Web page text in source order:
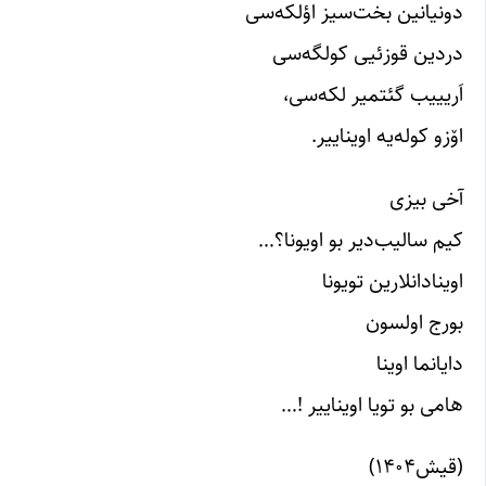
دونیانین بخت‌سیز اؤلکه‌سی
دردین قوزئیی کولگه‌سی
اَریییب گئتمیر لکه‌سی،
اۆزو کوله‌یه اویناییر.
آخی بیزی
کیم سالیب‌دیر بو اویونا؟…
اوینادانلارین تویونا
بورج اولسون
دایانما اوینا
هامی بو تویا اویناییر !…
(قیش۱۴۰۴)